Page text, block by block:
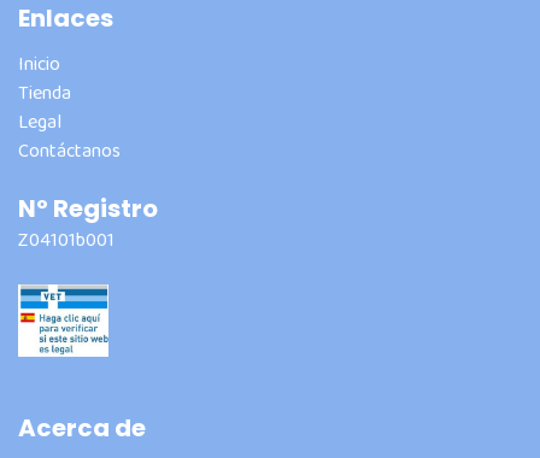
Enlaces
Inicio
Tienda
Legal
Contáctanos
Nº Registro
Z04101b001
Acerca de